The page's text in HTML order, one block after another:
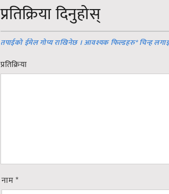
प्रतिक्रिया दिनुहोस्
तपाईको ईमेल गोप्य राखिनेछ । आवश्यक फिल्डहरु*चिन्ह
प्रतिक्रिया
नाम*